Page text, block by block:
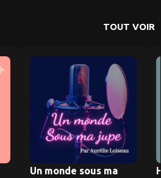
TOUT VOIR
Un monde sous ma